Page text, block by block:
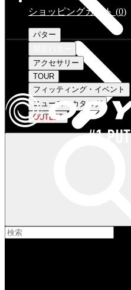
ショッピングカート (0)
パター
アクセサリー
TOUR
フィッティング・イベント
ニュース・カタログ
OUTLET